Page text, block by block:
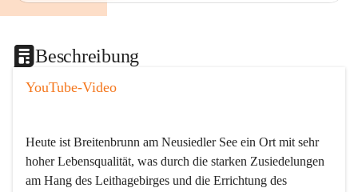
Beschreibung
YouTube-Video
Heute ist Breitenbrunn am Neusiedler See ein Ort mit sehr
hoher Lebensqualität, was durch die starken Zusiedelungen
am Hang des Leithagebirges und die Errichtung des